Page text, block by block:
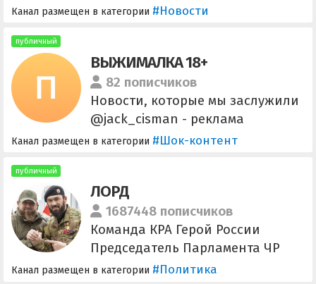
@moscowachnewsbot Реклама:
Канал размещен в категории #Новости
публичный
ВЫЖИМАЛКА 18+
82 пописчиков
Новости, которые мы заслужили
@jack_cisman - реклама
@smm_hueta - суетолог Сливы
https://t.me/+YrP8cXQoDGI0MWMy
Ссылка для приглашения:
https://t.me/+4ltgHGjajdU5OGJi
Канал размещен в категории #Шок-контент
публичный
ЛОРД
1687448 пописчиков
Команда КРА Герой России
Председатель Парламента ЧР
Магомед Даудов Vkontakre:
Канал размещен в категории #Политика